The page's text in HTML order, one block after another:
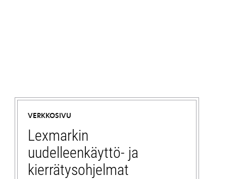
VERKKOSIVU
Lexmarkin
uudelleenkäyttö- ja
kierrätysohjelmat